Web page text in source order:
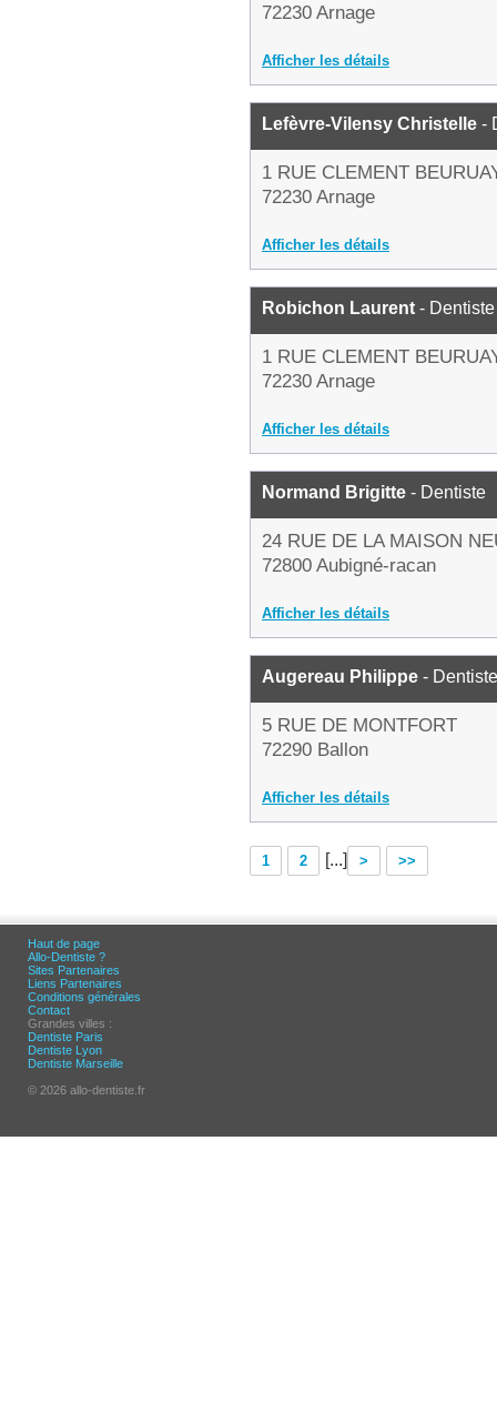
72230 Arnage
Afficher les détails
Lefèvre-Vilensy Christelle -
1 RUE CLEMENT
72230 Arnage
Afficher les détails
Robichon Laurent - Dentiste
1 RUE CLEMENT
72230 Arnage
Afficher les détails
Normand Brigitte - Dentiste
24 RUE DE LA MAISON
72800 Aubigné-racan
Afficher les détails
Augereau Philippe - Dentiste
5 RUE DE MONTFORT
72290 Ballon
Afficher les détails
1 2 [...] > >>
Haut de page
Allo-Dentiste ?
Sites Partenaires
Liens Partenaires
Conditions générales
Contact
Grandes villes :
Dentiste Paris
Dentiste Lyon
Dentiste Marseille
© 2026 allo-dentiste.fr